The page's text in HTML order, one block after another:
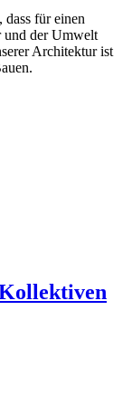
für einen
und der Umwelt
Architektur ist